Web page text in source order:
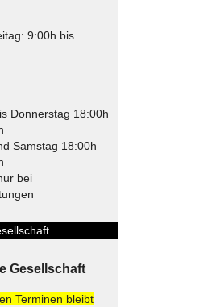
9:00h bis
Donnerstag 18:00h
Samstag 18:00h
bei
Gesellschaft
Terminen bleibt